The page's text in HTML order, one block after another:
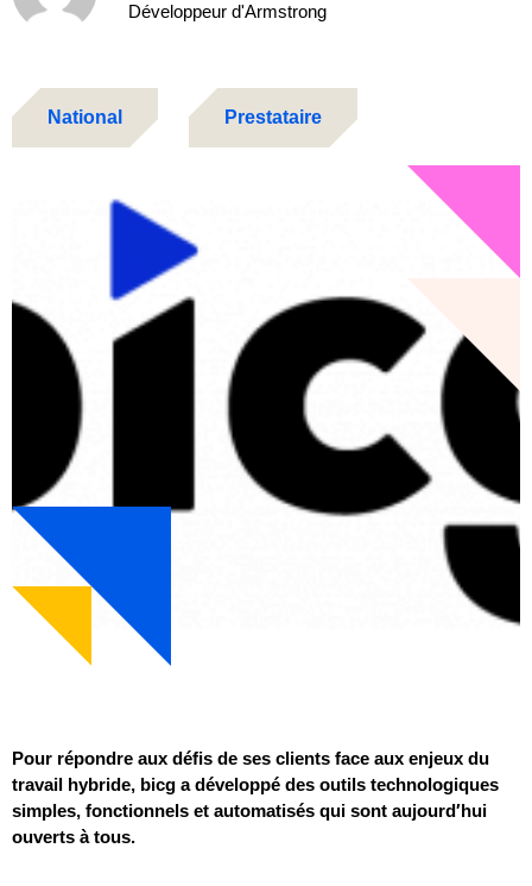
Développeur d'Armstrong
Pour répondre aux défis de ses clients face aux enjeux du
travail hybride, bicg a développé des outils technologiques
simples, fonctionnels et automatisés qui sont aujourd′hui
ouverts à tous.